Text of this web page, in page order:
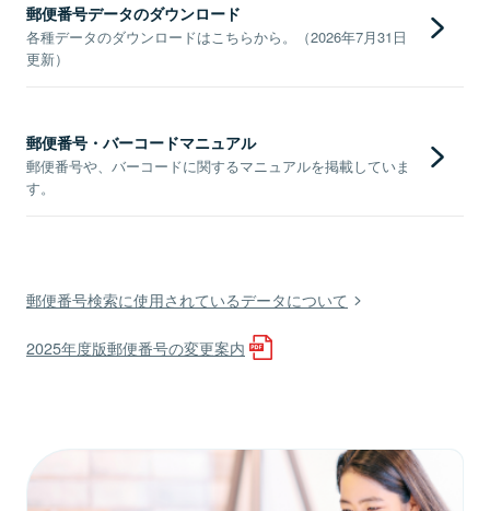
郵便番号データのダウンロード
各種データのダウンロードはこちらから。（2026年7月31日
更新）
郵便番号・バーコードマニュアル
郵便番号や、バーコードに関するマニュアルを掲載していま
す。
郵便番号検索に使用されているデータについて
2025年度版郵便番号の変更案内